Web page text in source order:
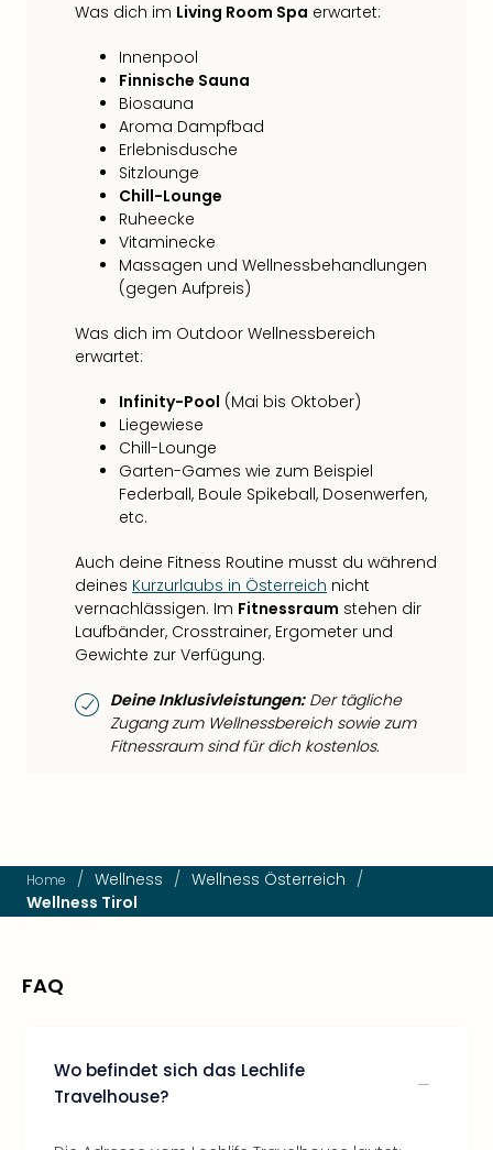
Was dich im Living Room Spa erwartet:
Innenpool
Finnische Sauna
Biosauna
Aroma Dampfbad
Erlebnisdusche
Sitzlounge
Chill-Lounge
Ruheecke
Vitaminecke
Massagen und Wellnessbehandlungen
(gegen Aufpreis)
Was dich im Outdoor Wellnessbereich
erwartet:
Infinity-Pool (Mai bis Oktober)
Liegewiese
Chill-Lounge
Garten-Games wie zum Beispiel
Federball, Boule Spikeball, Dosenwerfen,
etc.
Auch deine Fitness Routine musst du während
deines Kurzurlaubs in Österreich nicht
vernachlässigen. Im Fitnessraum stehen dir
Laufbänder, Crosstrainer, Ergometer und
Gewichte zur Verfügung.
Deine Inklusivleistungen:Der tägliche
Zugang zum Wellnessbereich sowie zum
Fitnessraum sind für dich kostenlos.
Home / Wellness / Wellness Österreich /
Wellness Tirol
FAQ
Wo befindet sich das Lechlife
Travelhouse?